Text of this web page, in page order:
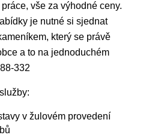
vše za výhodné ceny.
je nutné si sjednat
který se právě
a to na jednoduchém
332
v žulovém provedení